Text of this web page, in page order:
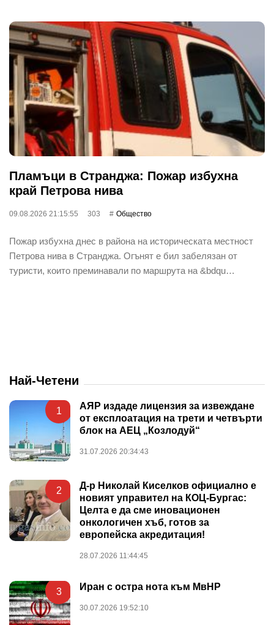
Пламъци в Странджа: Пожар избухна
край Петрова нива
09.08.2026 21:15:55 303 Общество
Пожар избухна днес в района на историческата местност
Петрова нива в Странджа. Огънят е бил забелязан от
туристи, които преминавали по маршрута на &bdqu…
Най-Четени
1
АЯР издаде лицензия за извеждане
от експлоатация на трети и четвърти
блок на АЕЦ „Козлодуй“
31.07.2026 20:34:43
2
Д-р Николай Киселков официално е
новият управител на КОЦ-Бургас:
Целта е да сме иновационен
онкологичен хъб, готов за
европейска акредитация!
28.07.2026 11:44:45
3 Иран с остра нота към МвНР
30.07.2026 19:52:10